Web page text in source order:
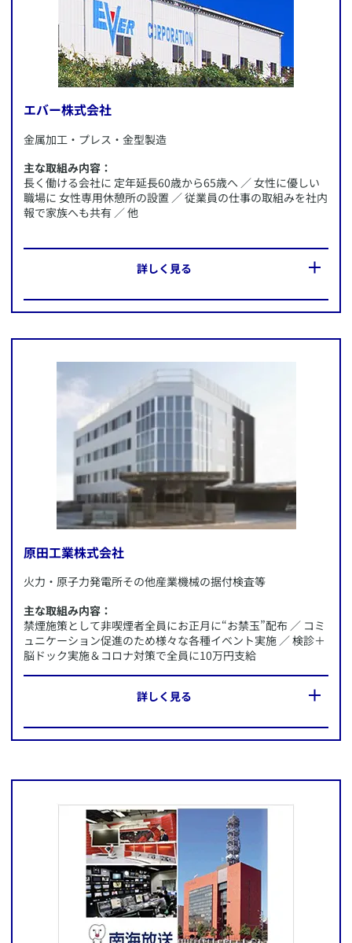
​この企業のWebサイトへ
エバー株式会社
​金属加工・プレス・金型製造
主な取組み内容：
長く働ける会社に 定年延長60歳から65歳へ ／ 女性に優しい
職場に 女性専用休憩所の設置 ／ 従業員の仕事の取組みを社内
報で家族へも共有 ／ 他
​詳しく見る
・長く働ける会社に 定年延長60歳から65歳へ
・女性に優しい職場に 女性専用休憩所の設置
・従業員の仕事の取組みを社内報で家族へも共有
原田工業株式会社
​火力・原子力発電所その他産業機械の据付検査等
主な取組み内容：
禁煙施策として非喫煙者全員にお正月に“お禁玉”配布 ／ コミ
ュニケーション促進のため様々な各種イベント実施 ／ 検診＋
脳ドック実施＆コロナ対策で全員に10万円支給
​詳しく見る
所在地：
施策内容：
・コミュニケーション促進のため様々な各種イベント実施
・検診＋脳ドック実施＆コロナ対策で全員に10万円支給